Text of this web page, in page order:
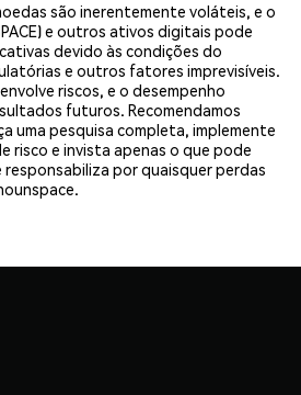
são inerentemente voláteis, e o
e outros ativos digitais pode
devido às condições do
e outros fatores imprevisíveis.
riscos, e o desempenho
futuros. Recomendamos
uma pesquisa completa, implemente
risco e invista apenas o que pode
responsabiliza por quaisquer perdas